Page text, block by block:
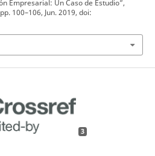
Empresarial: Un Caso de Estudio”,
100–106, Jun. 2019, doi:
3